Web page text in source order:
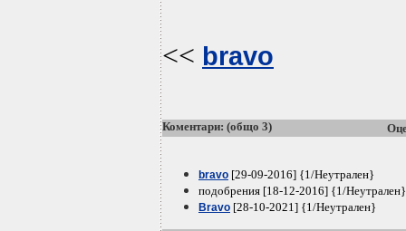
<< bravo
Коментари: (общо 3)
bravo [29-09-2016] {1/Неутрален}
подобрения [18-12-2016] {1/Неутрален}
Bravo [28-10-2021] {1/Неутрален}